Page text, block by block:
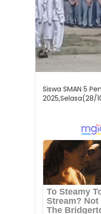
Siswa SMAN 5
2025,Selasa(28/